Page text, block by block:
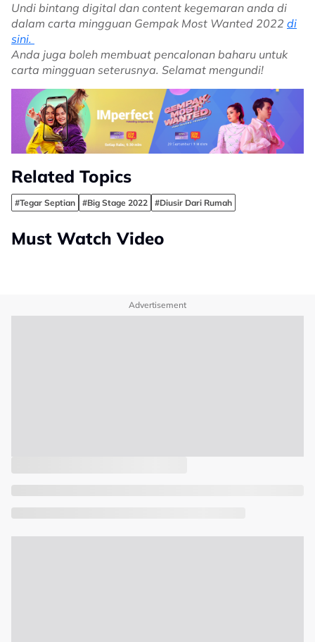
Undi bintang digital dan content kegemaran anda di
dalam carta mingguan Gempak Most Wanted 2022 di
sini.
Anda juga boleh membuat pencalonan baharu untuk
carta mingguan seterusnya. Selamat mengundi!
Related Topics
#Tegar Septian #Big Stage 2022 #Diusir Dari Rumah
Must Watch Video
Advertisement